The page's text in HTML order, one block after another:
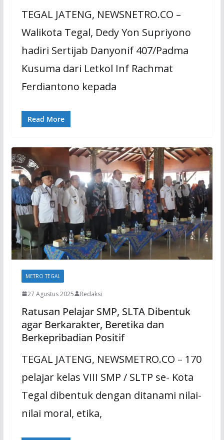
TEGAL JATENG, NEWSNETRO.CO –
Walikota Tegal, Dedy Yon Supriyono
hadiri Sertijab Danyonif 407/Padma
Kusuma dari Letkol Inf Rachmat
Ferdiantono kepada
Read More
METRO TEGAL
27 Agustus 2025 Redaksi
Ratusan Pelajar SMP, SLTA Dibentuk
agar Berkarakter, Beretika dan
Berkepribadian Positif
TEGAL JATENG, NEWSMETRO.CO – 170
pelajar kelas VIII SMP / SLTP se- Kota
Tegal dibentuk dengan ditanami nilai-
nilai moral, etika,